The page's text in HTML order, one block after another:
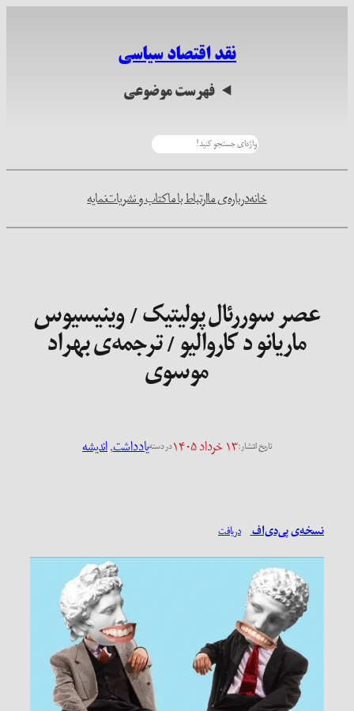
نقد اقتصاد سیاسی
فهرست موضوعی
خانهدرباره‌ی ماارتباط با ماکتاب و نشریاتنمایه
عصر سوررئال پولیتیک / وینیسیوس
ماریانو د کاروالیو / ترجمه‌ی بهراد
موسوی
تاریخ انتشار:۱۳ خرداد ۱۴۰۵ در دستهیادداشت, اندیشه
نسخه‌ی پی‌دی‌اف دریافت